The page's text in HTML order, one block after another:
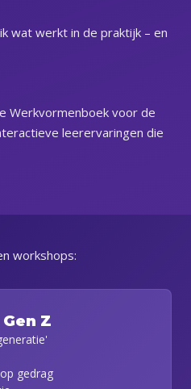
wat werkt in de praktijk – en
Werkvormenboek voor de
leerervaringen die
workshops:
Z
gedrag